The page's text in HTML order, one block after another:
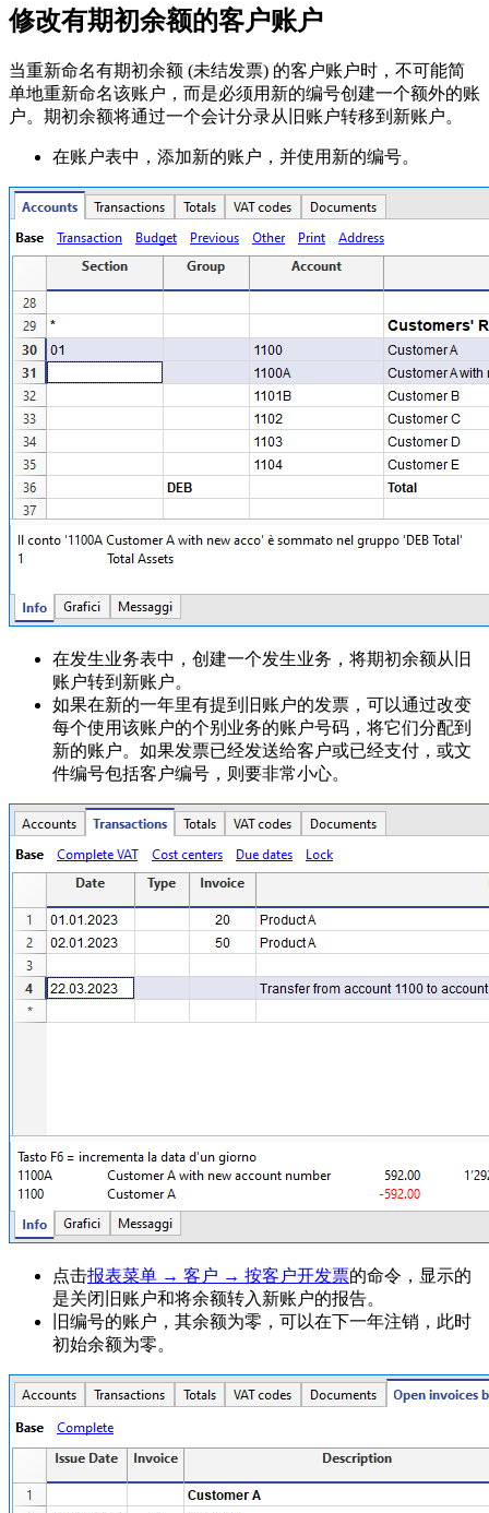
修改有期初余额的客户账户
当重新命名有期初余额 (未结发票) 的客户账户时，不可能简
单地重新命名该账户，而是必须用新的编号创建一个额外的账
户。期初余额将通过一个会计分录从旧账户转移到新账户。
在账户表中，添加新的账户，并使用新的编号。
在发生业务表中，创建一个发生业务，将期初余额从旧
账户转到新账户。
如果在新的一年里有提到旧账户的发票，可以通过改变
每个使用该账户的个别业务的账户号码，将它们分配到
新的账户。如果发票已经发送给客户或已经支付，或文
件编号包括客户编号，则要非常小心。
点击报表菜单 → 客户 → 按客户开发票的命令，显示的
是关闭旧账户和将余额转入新账户的报告。
旧编号的账户，其余额为零，可以在下一年注销，此时
初始余额为零。